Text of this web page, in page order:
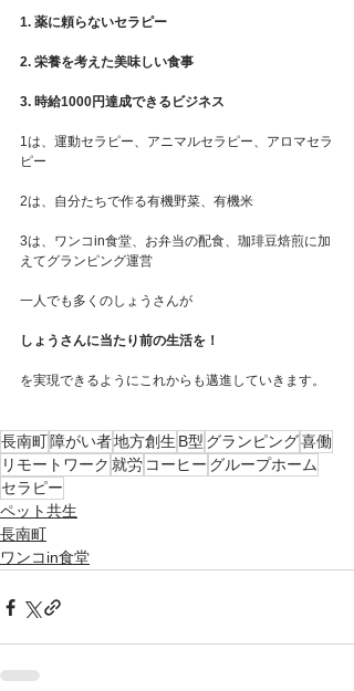
1. 薬に頼らないセラピー
2. 栄養を考えた美味しい食事
3. 時給1000円達成できるビジネス
1は、運動セラピー、アニマルセラピー、アロマセラ
ピー
2は、自分たちで作る有機野菜、有機米
3は、ワンコin食堂、お弁当の配食、珈琲豆焙煎に加
えてグランピング運営
一人でも多くのしょうさんが
しょうさんに当たり前の生活を！
を実現できるようにこれからも邁進していきます。
長南町障がい者地方創生 B型 グランピング喜働
リモートワーク 就労 コーヒー グループホーム
セラピー
ペット共生
長南町
ワンコin食堂